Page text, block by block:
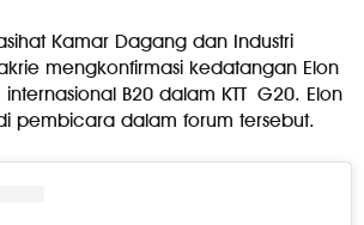
Kamar Dagang dan Industri
mengkonfirmasi kedatangan Elon
B20 dalam KTT G20. Elon
pembicara dalam forum tersebut.